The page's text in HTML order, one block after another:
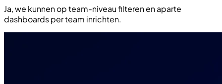
Ja, we kunnen op team-niveau filteren en aparte
dashboards per team inrichten.